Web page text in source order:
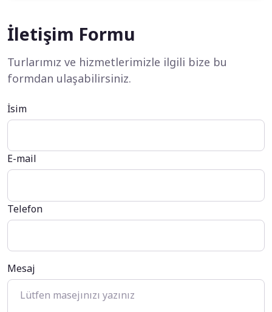
İletişim Formu
Turlarımız ve hizmetlerimizle ilgili bize bu
formdan ulaşabilirsiniz.
İsim
E-mail
Telefon
Mesaj